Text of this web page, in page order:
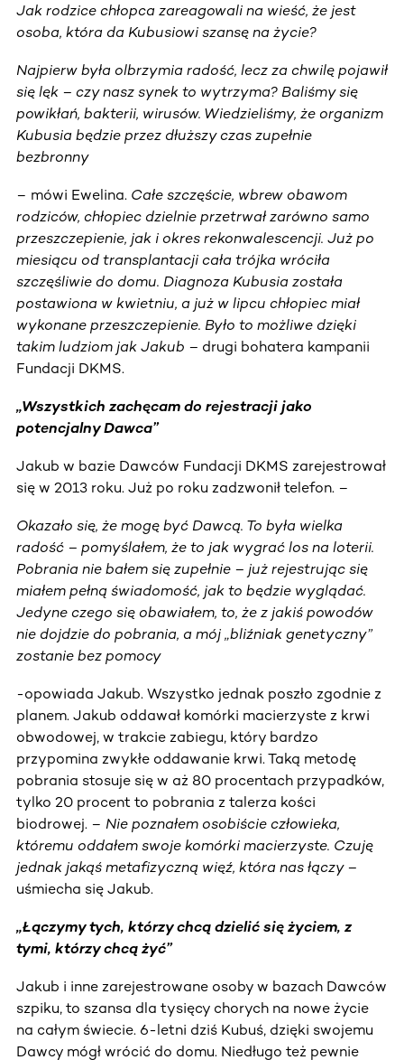
Jak rodzice chłopca zareagowali na wieść, że jest
osoba, która da Kubusiowi szansę na życie?
Najpierw była olbrzymia radość, lecz za chwilę pojawił
się lęk – czy nasz synek to wytrzyma? Baliśmy się
powikłań, bakterii, wirusów. Wiedzieliśmy, że organizm
Kubusia będzie przez dłuższy czas zupełnie
bezbronny
– mówi Ewelina. Całe szczęście, wbrew obawom
rodziców, chłopiec dzielnie przetrwał zarówno samo
przeszczepienie, jak i okres rekonwalescencji. Już po
miesiącu od transplantacji cała trójka wróciła
szczęśliwie do domu. Diagnoza Kubusia została
postawiona w kwietniu, a już w lipcu chłopiec miał
wykonane przeszczepienie. Było to możliwe dzięki
takim ludziom jak Jakub – drugi bohatera kampanii
Fundacji DKMS.
„Wszystkich zachęcam do rejestracji jako
potencjalny Dawca”
Jakub w bazie Dawców Fundacji DKMS zarejestrował
się w 2013 roku. Już po roku zadzwonił telefon. –
Okazało się, że mogę być Dawcą. To była wielka
radość – pomyślałem, że to jak wygrać los na loterii.
Pobrania nie bałem się zupełnie – już rejestrując się
miałem pełną świadomość, jak to będzie wyglądać.
Jedyne czego się obawiałem, to, że z jakiś powodów
nie dojdzie do pobrania, a mój „bliźniak genetyczny”
zostanie bez pomocy
-opowiada Jakub. Wszystko jednak poszło zgodnie z
planem. Jakub oddawał komórki macierzyste z krwi
obwodowej, w trakcie zabiegu, który bardzo
przypomina zwykłe oddawanie krwi. Taką metodę
pobrania stosuje się w aż 80 procentach przypadków,
tylko 20 procent to pobrania z talerza kości
biodrowej. – Nie poznałem osobiście człowieka,
któremu oddałem swoje komórki macierzyste. Czuję
jednak jakąś metafizyczną więź, która nas łączy –
uśmiecha się Jakub.
„Łączymy tych, którzy chcą dzielić się życiem, z
tymi, którzy chcą żyć”
Jakub i inne zarejestrowane osoby w bazach Dawców
szpiku, to szansa dla tysięcy chorych na nowe życie
na całym świecie. 6-letni dziś Kubuś, dzięki swojemu
Dawcy mógł wrócić do domu. Niedługo też pewnie